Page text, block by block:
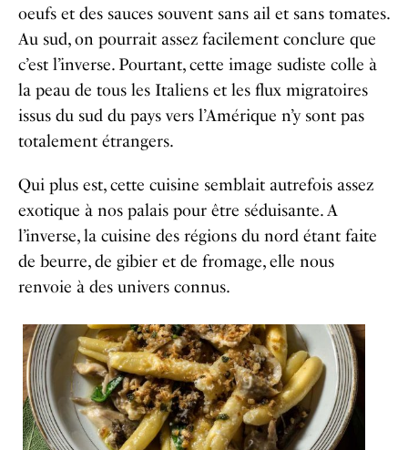
oeufs et des sauces souvent sans ail et sans tomates.
Au sud, on pourrait assez facilement conclure que
c’est l’inverse. Pourtant, cette image sudiste colle à
la peau de tous les Italiens et les flux migratoires
issus du sud du pays vers l’Amérique n’y sont pas
totalement étrangers.
Qui plus est, cette cuisine semblait autrefois assez
exotique à nos palais pour être séduisante. A
l’inverse, la cuisine des régions du nord étant faite
de beurre, de gibier et de fromage, elle nous
renvoie à des univers connus.